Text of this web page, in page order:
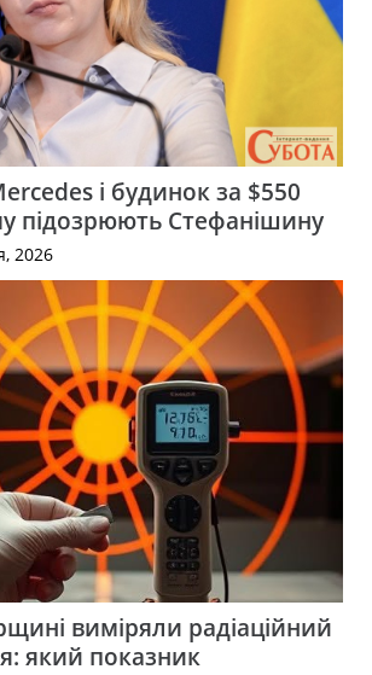
і будинок за $550
підозрюють Стефанішину
2026
виміряли радіаційний
який показник